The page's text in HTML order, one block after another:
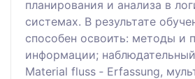
планирования и анализа в
системах. В результате
способен освоить: методы и
информации; наблюдательный
Material fluss ‐ Erfassung,